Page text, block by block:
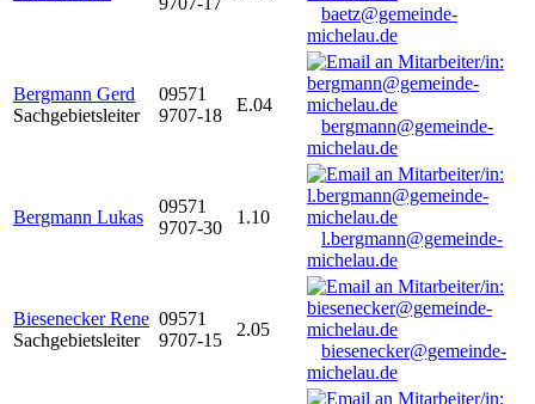
baetz@gemeinde-
michelau.de
Bergmann Gerd
Sachgebietsleiter
09571
9707-18
E.04
bergmann@gemeinde-
michelau.de
Bergmann Lukas
09571
9707-30
1.10
l.bergmann@gemeinde-
michelau.de
Biesenecker Rene
Sachgebietsleiter
09571
9707-15
2.05
biesenecker@gemeinde-
michelau.de